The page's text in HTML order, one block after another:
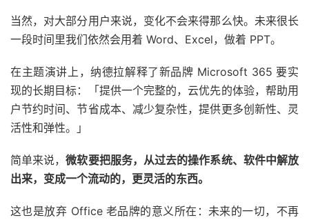
当然，对大部分用户来说，变化不会来得那么快。未来很长
一段时间里我们依然会用着 Word、Excel，做着 PPT。
在主题演讲上，纳德拉解释了新品牌 Microsoft 365 要实
现的长期目标：「提供一个完整的，云优先的体验，帮助用
户节约时间、节省成本、减少复杂性，提供更多创新性、灵
活性和弹性。」
简单来说，微软要把服务，从过去的操作系统、软件中解放
出来，变成一个流动的，更灵活的东西。
这也是放弃 Office 老品牌的意义所在：未来的一切，不再